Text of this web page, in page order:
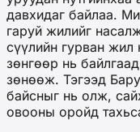
давхидаг байлаа.
гаруй жилийг
сүүлийн гурван жил
зөнгөөр нь
зөнөөж. Тэгээд
байсныг нь олж,
овооны оройд